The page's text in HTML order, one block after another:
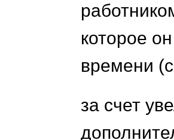
которое
времени
за счет